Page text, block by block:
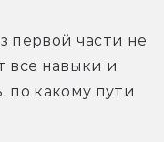
первой части не
все навыки и
по какому пути